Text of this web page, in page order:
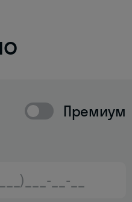
Премиум